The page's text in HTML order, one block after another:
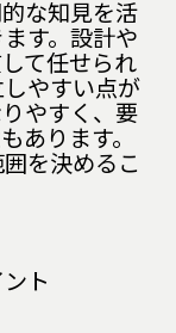
な知見を活
す。設計や
て任せられ
やすい点が
やすく、要
あります。
を決めるこ
ト